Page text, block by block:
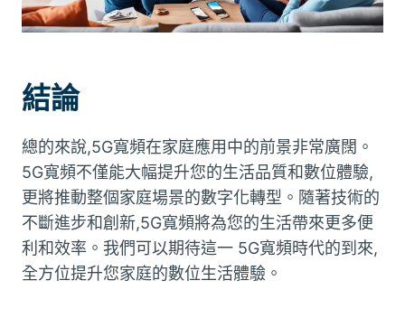
結論
總的來說,5G寬頻在家庭應用中的前景非常廣闊。
5G寬頻不僅能大幅提升您的生活品質和數位體驗,
更將推動整個家庭場景的數字化轉型。隨著技術的
不斷進步和創新,5G寬頻將為您的生活帶來更多便
利和效率。我們可以期待這一 5G寬頻時代的到來,
全方位提升您家庭的數位生活體驗。